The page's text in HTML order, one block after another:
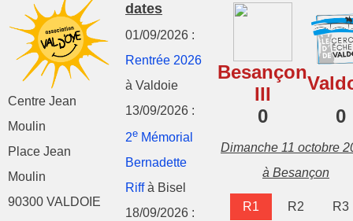
Centre Jean
Moulin
Place Jean
Moulin
90300 VALDOIE
dates
01/09/2026 :
Rentrée 2026
à Valdoie
13/09/2026 :
2e Mémorial
Bernadette
Riffà Bisel
18/09/2026 :
Besançon
III
0
0
Dimanche 11 octobre
à Besançon
R1 R2
R3